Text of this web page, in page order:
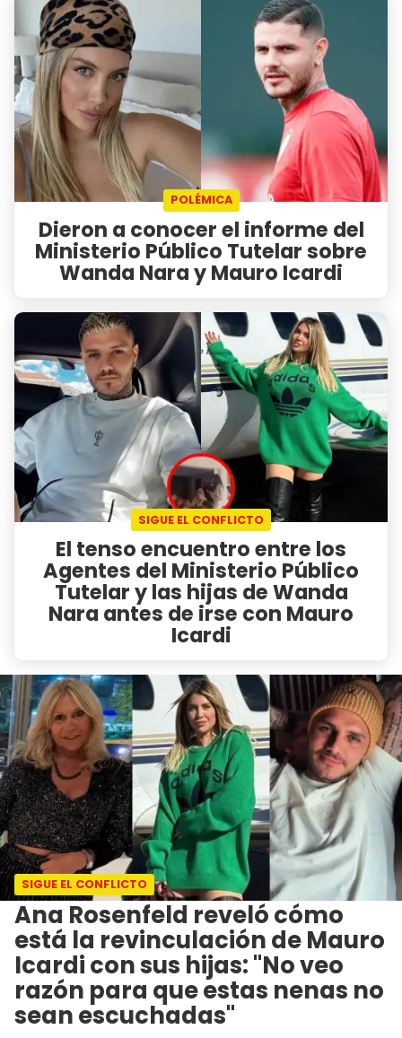
POLÉMICA
Dieron a conocer el informe del
Ministerio Público Tutelar sobre
Wanda Nara y Mauro Icardi
SIGUE EL CONFLICTO
El tenso encuentro entre los
Agentes del Ministerio Público
Tutelar y las hijas de Wanda
Nara antes de irse con Mauro
Icardi
SIGUE EL CONFLICTO
Ana Rosenfeld reveló cómo
está la revinculación de Mauro
Icardi con sus hijas: "No veo
razón para que estas nenas no
sean escuchadas"